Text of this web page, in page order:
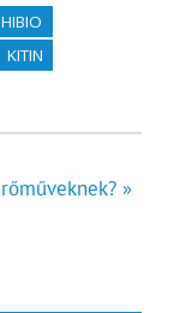
KITIN
»